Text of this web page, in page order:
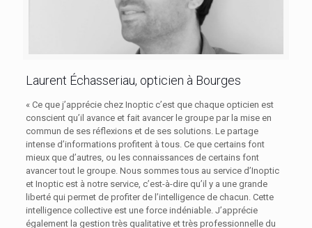
Laurent Échasseriau, opticien à Bourges
« Ce que j’apprécie chez Inoptic c’est que chaque opticien est
conscient qu’il avance et fait avancer le groupe par la mise en
commun de ses réflexions et de ses solutions. Le partage
intense d’informations profitent à tous. Ce que certains font
mieux que d’autres, ou les connaissances de certains font
avancer tout le groupe. Nous sommes tous au service d’Inoptic
et Inoptic est à notre service, c’est-à-dire qu’il y a une grande
liberté qui permet de profiter de l’intelligence de chacun. Cette
intelligence collective est une force indéniable. J’apprécie
également la gestion très qualitative et très professionnelle du